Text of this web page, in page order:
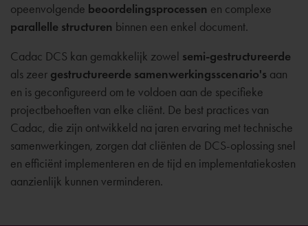
opeenvolgende beoordelingsprocessen en complexe
parallelle structuren binnen een enkel document.
Cadac DCS kan gemakkelijk zowel semi-gestructureerde
als zeer gestructureerde samenwerkingsscenario's aan
en is geconfigureerd om te voldoen aan de specifieke
projectbehoeften van elke cliënt. De best practices van
Cadac, die zijn ontwikkeld na jaren ervaring met technische
samenwerkingen, zorgen dat cliënten de DCS-oplossing snel
en efficiënt implementeren en de tijd en implementatiekosten
aanzienlijk kunnen verminderen.